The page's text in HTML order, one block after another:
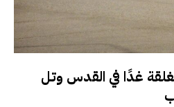
غدًا في القدس وتل